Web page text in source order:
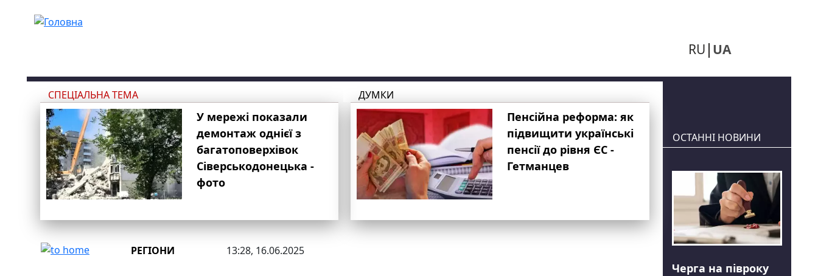
RU UA
СПЕЦІАЛЬНА ТЕМА
У мережі показали
демонтаж однієї з
багатоповерхівок
Сіверськодонецька -
фото
ДУМКИ
Пенсійна реформа: як
підвищити українські
пенсії до рівня ЄС -
Гетманцев
РЕГІОНИ 13:28, 16.06.2025
ОСТАННІ НОВИНИ
Черга на півроку